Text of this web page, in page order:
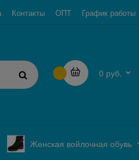
Контакты ОПТ График работы
0 руб.
Женская войлочная обувь